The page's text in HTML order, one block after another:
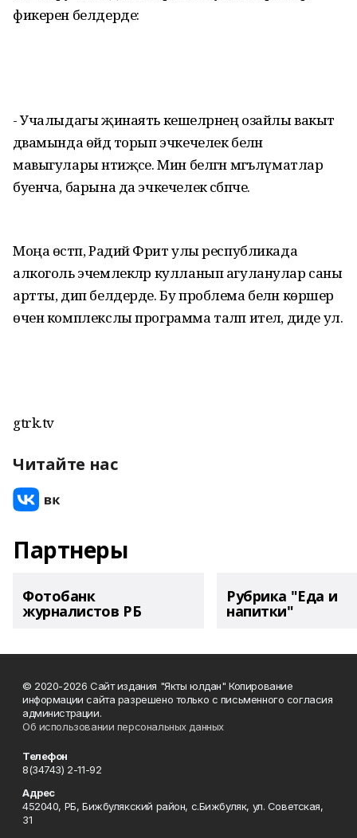
фикерен белдерде:
- Учалыдагы җинаять кешеләрнең озайлы вакыт
дәвамында өйдә торып эчкечелек белән
мавыгулары нәтиҗәсе. Мин белгән мәгълүматлар
буенча, барына да эчкечелек сәбәпче.
Моңа өстәп, Радий Фәрит улы республикада
алкоголь эчемлекләр кулланып агуланулар саны
артты, дип белдерде. Бу проблема белән көрәшер
өчен комплекслы программа таләп ителә, диде ул.
gtrk.tv
Читайте нас
Партнеры
Фотобанк
журналистов РБ
Рубрика "Еда и
напитки"
© 2020-2026 Сайт издания "Якты юлдан" Копирование
информации сайта разрешено только с письменного согласия
администрации.
Об использовании персональных данных
Телефон
8(34743) 2-11-92
Адрес
452040, РБ, Бижбулякский район, с.Бижбуляк, ул. Советская,
31